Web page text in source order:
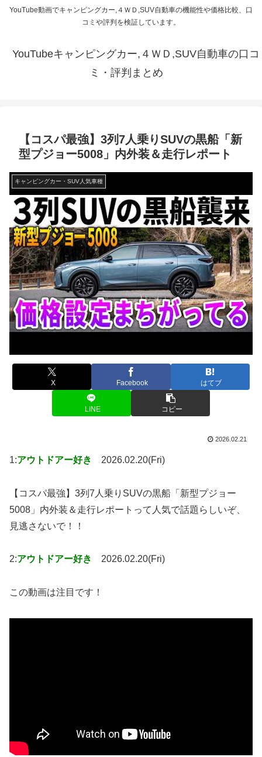
YouTube動画でキャンピングカー,４ＷＤ,SUV自動車の機能性や価格比較、口
コミや評判を検証しています。
YouTubeキャンピングカー,４ＷＤ,SUV自動車の口コ
ミ・評判まとめ
【コスパ最強】3列7人乗りSUVの黒船「新
型プジョー5008」内外装＆走行レポート
キャンピングカー・SUV人気車種
X Facebook はてブ
LINE コピー
2026.02.21
1:アウトドアー好き 2026.02.20(Fri)
【コスパ最強】3列7人乗りSUVの黒船「新型プジョー
5008」内外装＆走行レポートって人気で話題らしいぞ、
見逃さないで！！
2:アウトドアー好き 2026.02.20(Fri)
この動画は注目です！